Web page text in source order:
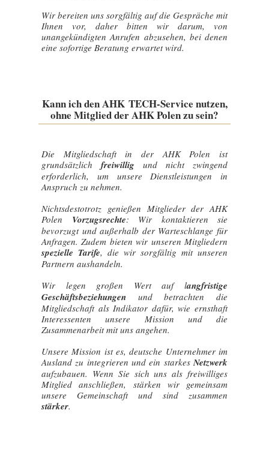
Wir bereiten uns sorgfältig auf die Gespräche mit
Ihnen vor, daher bitten wir darum, von
unangekündigten Anrufen abzusehen, bei denen
eine sofortige Beratung erwartet wird.
Die Mitgliedschaft in der AHK Polen ist
grundsätzlich freiwillig und nicht zwingend
erforderlich, um unsere Dienstleistungen in
Anspruch zu nehmen.
Nichtsdestotrotz genießen Mitglieder der AHK
Polen Vorzugsrechte: Wir kontaktieren sie
bevorzugt und außerhalb der Warteschlange für
Anfragen. Zudem bieten wir unseren Mitgliedern
spezielle Tarife, die wir sorgfältig mit unseren
Partnern aushandeln.
Wir legen großen Wert auf langfristige
Geschäftsbeziehungen und betrachten die
Mitgliedschaft als Indikator dafür, wie ernsthaft
Interessenten unsere Mission und die
Zusammenarbeit mit uns angehen.
Unsere Mission ist es, deutsche Unternehmer im
Ausland zu integrieren und ein starkesNetzwerk
aufzubauen. Wenn Sie sich uns als freiwilliges
Mitglied anschließen, stärken wir gemeinsam
unsere Gemeinschaft und sind zusammen
stärker.
Kann ich den AHK TECH-Service nutzen,
ohne Mitglied der AHK Polen zu sein?